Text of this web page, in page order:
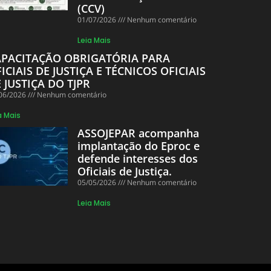
(CCV)
01/07/2026
Nenhum comentário
Leia Mais
OBRIGATÓRIA PARA
DE JUSTIÇA E TÉCNICOS OFICIAIS
JUSTIÇA DO TJPR
2026
Nenhum comentário
Mais
ASSOJEPAR acompanha
implantação do Eproc e
defende interesses dos
Oficiais de Justiça.
05/05/2026
Nenhum comentário
Leia Mais